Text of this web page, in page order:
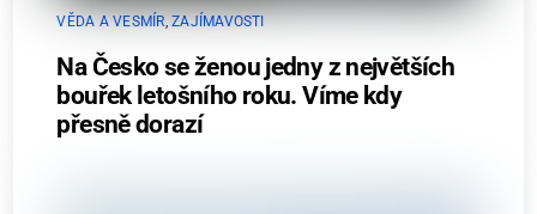
VĚDA A VESMÍR,ZAJÍMAVOSTI
Na Česko se ženou jedny z největších
bouřek letošního roku. Víme kdy
přesně dorazí